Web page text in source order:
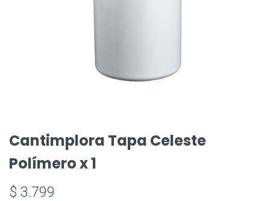
Cantimplora Tapa Celeste
Polímero x 1
$ 3.799